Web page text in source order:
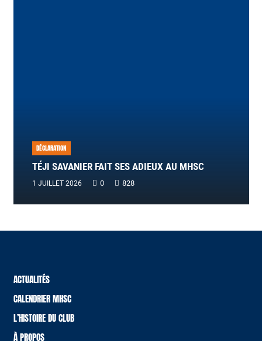
DÉCLARATION
TÉJI SAVANIER FAIT SES ADIEUX AU MHSC
1 JUILLET 2026 0 828
ACTUALITÉS
CALENDRIER MHSC
L’HISTOIRE DU CLUB
À PROPOS